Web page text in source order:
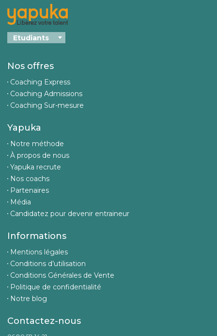
Nos offres
Coaching Express
Coaching Admissions
Coaching Sur-mesure
Yapuka
Notre méthode
À propos de nous
Yapuka recrute
Nos coachs
Partenaires
Média
Candidatez pour devenir entraineur
Informations
Mentions légales
Conditions d’utilisation
Conditions Générales de Vente
Politique de confidentialité
Notre blog
Contactez-nous